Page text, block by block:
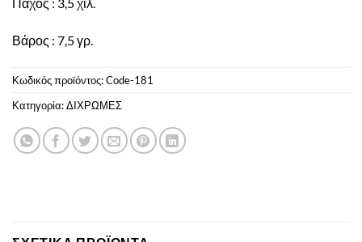
Βάρος : 7,5 γρ.
Κωδικός προϊόντος:Code-181
Κατηγορία:ΔΙΧΡΩΜΕΣ